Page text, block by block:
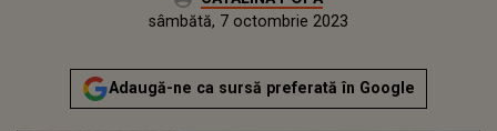
vineri, 7 octombrie 2022Actualizat:
sâmbătă, 7 octombrie 2023
Adaugă-ne ca sursă preferată în Google